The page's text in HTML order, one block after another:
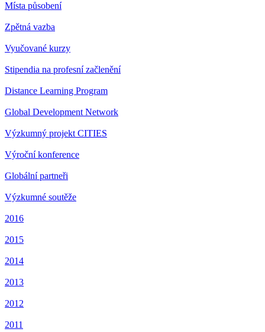
Místa působení
Zpětná vazba
Vyučované kurzy
Stipendia na profesní začlenění
Distance Learning Program
Global Development Network
Výzkumný projekt CITIES
Výroční konference
Globální partneři
Výzkumné soutěže
2016
2015
2014
2013
2012
2011